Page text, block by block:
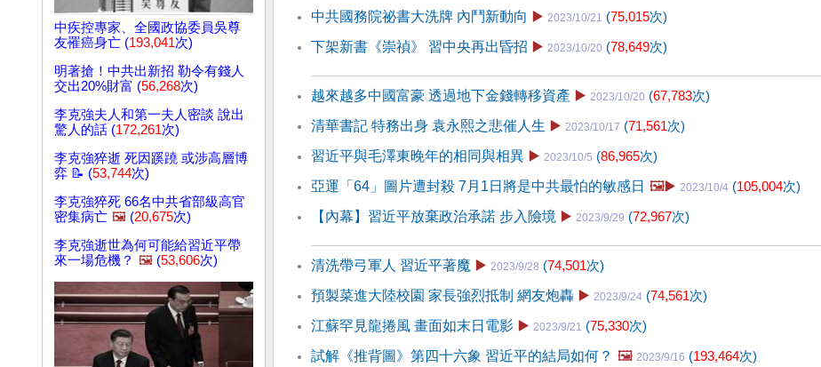
中疾控專家、全國政協委員吳尊
友罹癌身亡 (193,041次)
明著搶！中共出新招 勒令有錢人
交出20%財富 (56,268次)
李克強夫人和第一夫人密談 說出
驚人的話 (172,261次)
李克強猝逝 死因蹊蹺 或涉高層博
弈 📝 (53,744次)
李克強猝死 66名中共省部級高官
密集病亡 🖼️ (20,675次)
李克強逝世為何可能給習近平帶
來一場危機？ 🖼️ (53,606次)
中共國務院祕書大洗牌 內鬥新動向 ▶️ 2023/10/21 (75,015次)
下架新書《崇禎》 習中央再出昏招 ▶️ 2023/10/20 (78,649次)
越來越多中國富豪 透過地下金錢轉移資產 ▶️ 2023/10/20 (67,783次)
清華書記 特務出身 袁永熙之悲催人生 ▶️ 2023/10/17 (71,561次)
習近平與毛澤東晚年的相同與相異 ▶️ 2023/10/5 (86,965次)
亞運「64」圖片遭封殺 7月1日將是中共最怕的敏感日 🖼️▶️ 2023/10/4 (105,004次)
【內幕】習近平放棄政治承諾 步入險境 ▶️ 2023/9/29 (72,967次)
清洗帶弓軍人 習近平著魔 ▶️ 2023/9/28 (74,501次)
預製菜進大陸校園 家長強烈抵制 網友炮轟 ▶️ 2023/9/24 (74,561次)
江蘇罕見龍捲風 畫面如末日電影 ▶️ 2023/9/21 (75,330次)
試解《推背圖》第四十六象 習近平的結局如何？ 🖼️ 2023/9/16 (193,464次)